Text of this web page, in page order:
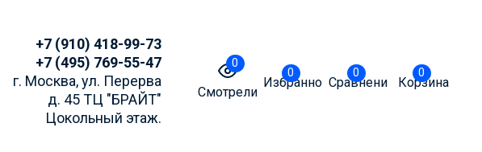
+7 (910) 418-99-73
+7 (495) 769-55-47
г. Москва, ул. Перерва
д. 45 ТЦ "БРАЙТ"
Цокольный этаж.
0
Смотрели
0
Избранное
0
Сравнение
0
Корзина